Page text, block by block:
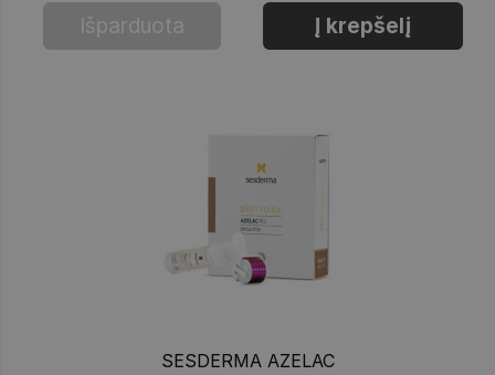
Išparduota Į krepšelį
SESDERMA AZELAC